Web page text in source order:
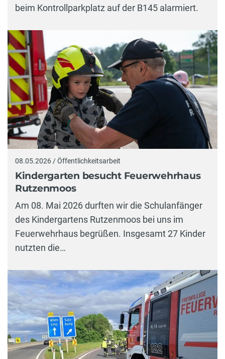
beim Kontrollparkplatz auf der B145 alarmiert.
08.05.2026 / Öffentlichkeitsarbeit
Kindergarten besucht Feuerwehrhaus
Rutzenmoos
Am 08. Mai 2026 durften wir die Schulanfänger
des Kindergartens Rutzenmoos bei uns im
Feuerwehrhaus begrüßen. Insgesamt 27 Kinder
nutzten die…